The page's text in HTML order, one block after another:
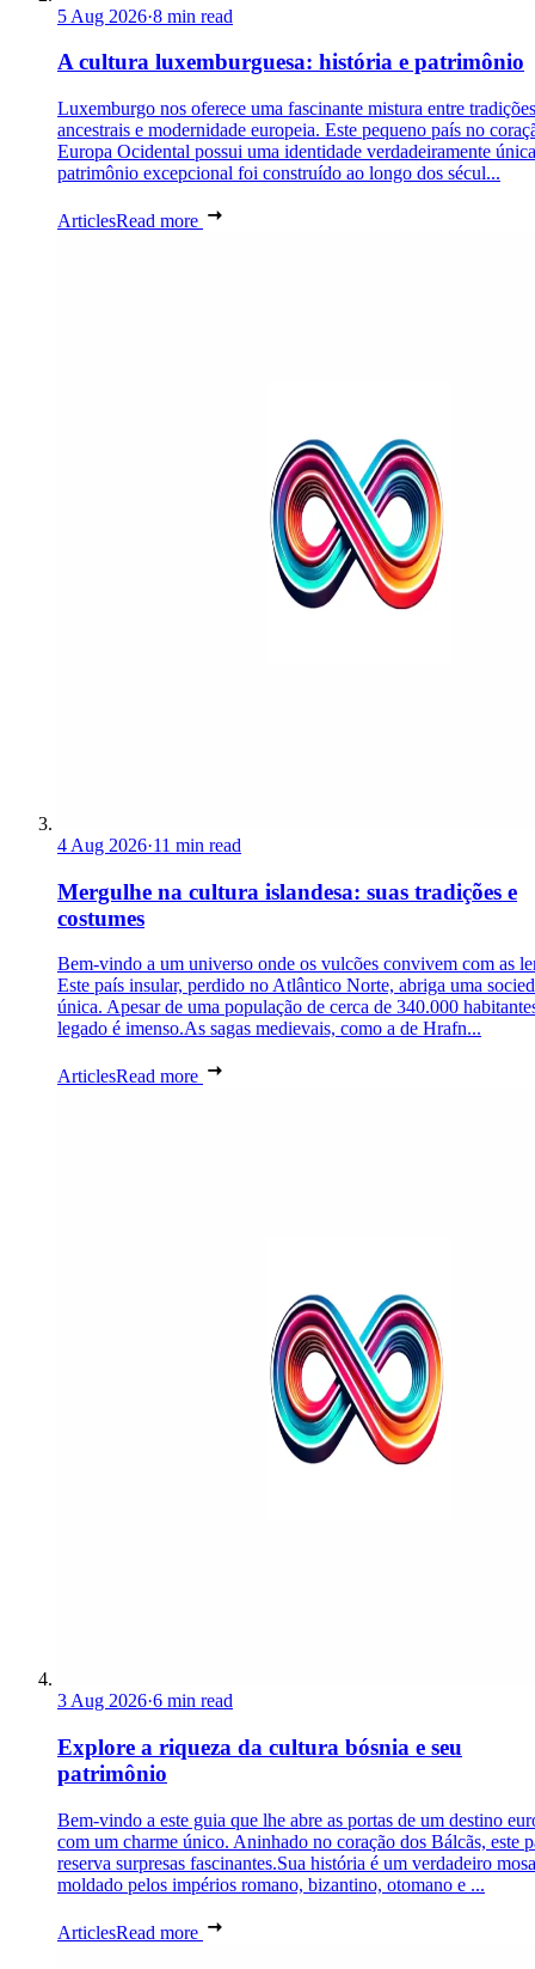
5 Aug 2026·8 min read
A cultura luxemburguesa: história e patrimônio
Luxemburgo nos oferece uma fascinante mistura entre tradições
ancestrais e modernidade europeia. Este pequeno país no
Europa Ocidental possui uma identidade verdadeiramente
patrimônio excepcional foi construído ao longo dos sécul...
ArticlesRead more
4 Aug 2026·11 min read
Mergulhe na cultura islandesa: suas tradições e
costumes
Bem-vindo a um universo onde os vulcões convivem com as
Este país insular, perdido no Atlântico Norte, abriga uma
única. Apesar de uma população de cerca de 340.000
legado é imenso.As sagas medievais, como a de Hrafn...
ArticlesRead more
3 Aug 2026·6 min read
Explore a riqueza da cultura bósnia e seu
patrimônio
Bem-vindo a este guia que lhe abre as portas de um destino
com um charme único. Aninhado no coração dos Bálcãs, este
reserva surpresas fascinantes.Sua história é um verdadeiro
moldado pelos impérios romano, bizantino, otomano e ...
ArticlesRead more